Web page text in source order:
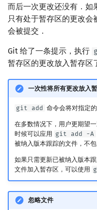
而后一次更改还没有．如
只有处于暂存区的更改会
会被提交．
Git 给了一条提示，执行
暂存区的更改放入暂存区
一次性将所有更改放入
git add 命令会将对指定
在多数情况下，用户更期望
时候可以应用 git add -A
被纳入版本跟踪的文件，不
如果只需更新已被纳入版本
文件加入暂存区，可以使用
忽略文件